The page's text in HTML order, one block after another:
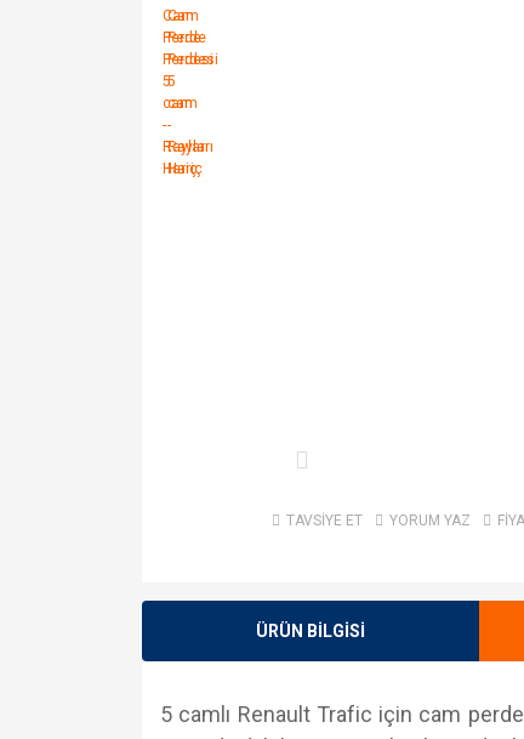
TAVSİYE ET YORUM YAZ
ÜRÜN BİLGİSİ
5 camlı Renault Trafic için cam